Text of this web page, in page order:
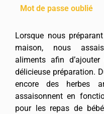
Mot de passe oublié
Lorsque nous
maison, nous
aliments afin
délicieuse préparation.
encore des herbes
assaisonnent en
pour les repas de